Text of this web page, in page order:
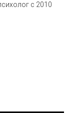
с 2010